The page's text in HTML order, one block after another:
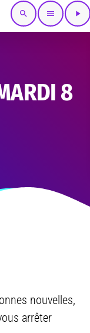
search menu play_arrow
8
nouvelles,
arrêter